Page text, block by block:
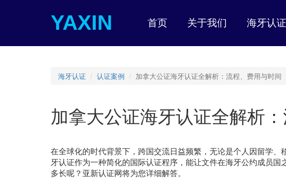
YAXIN 首页 关于我们 海牙认证
海牙认证 认证案例 加拿大公证海牙认证全解析：流程、费用与时间
加拿大公证海牙认证全解析
在全球化的时代背景下，跨国交流日益频繁，无论是个人因留学
牙认证作为一种简化的国际认证程序，能让文件在海牙公约成员
多长呢？亚新认证网将为您详细解答。